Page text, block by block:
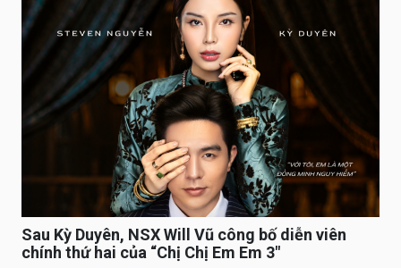
Sau Kỳ Duyên, NSX Will Vũ công bố diễn viên
chính thứ hai của “Chị Chị Em Em 3″